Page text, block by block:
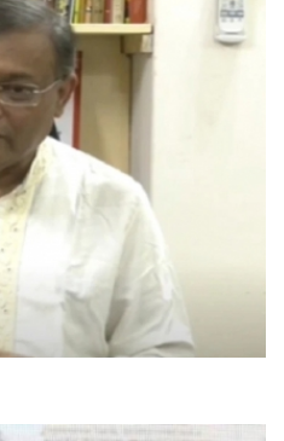
জন্য অনেক কাজ করছে: তথ্যমন্ত্রী